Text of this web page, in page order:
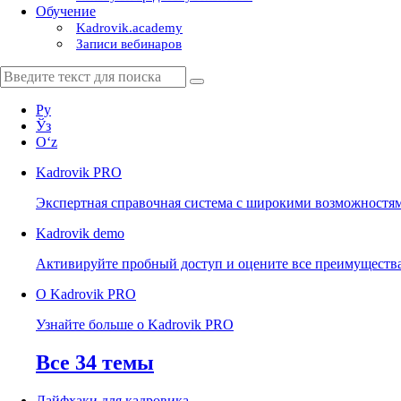
Обучение
Kadrovik.academy
Записи вебинаров
Ру
Ўз
Oʻz
Kadrovik PRO
Экспертная справочная система с широкими
Kadrovik demo
Активируйте пробный доступ и оцените все
О Kadrovik PRO
Узнайте больше о Kadrovik PRO
Все 34 темы